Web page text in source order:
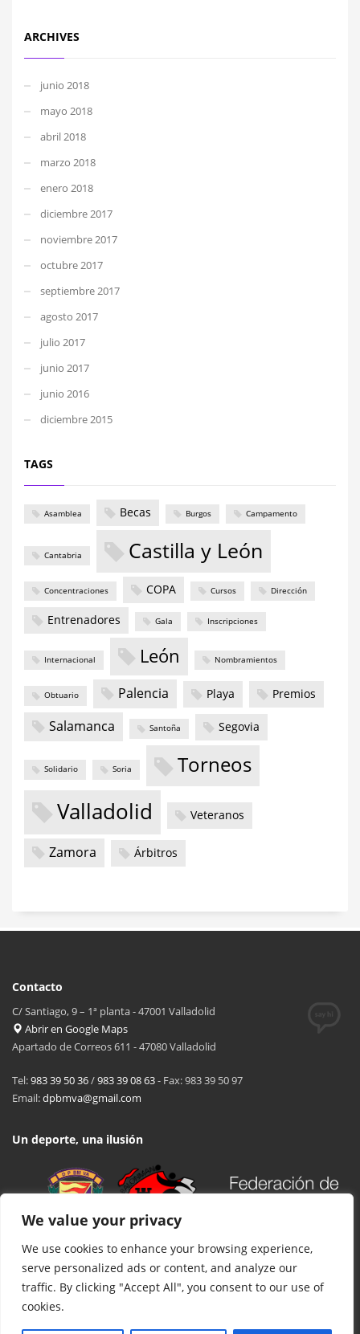
We value your privacy
We use cookies to enhance your browsing experience,
serve personalized ads or content, and analyze our
traffic. By clicking "Accept All", you consent to our use of
cookies.
ARCHIVES
junio 2018
mayo 2018
abril 2018
marzo 2018
enero 2018
diciembre 2017
noviembre 2017
octubre 2017
septiembre 2017
agosto 2017
julio 2017
junio 2017
junio 2016
diciembre 2015
TAGS
Asamblea Becas Burgos Campamento
Cantabria Castilla y León
Concentraciones COPA Cursos Dirección
Entrenadores Gala Inscripciones
Internacional León Nombramientos
Obtuario Palencia Playa Premios
Salamanca Santoña Segovia
Solidario Soria Torneos
Valladolid Veteranos
Zamora Árbitros
Contacto
C/ Santiago, 9 – 1ª planta - 47001 Valladolid
Abrir en Google Maps
Apartado de Correos 611 - 47080 Valladolid
Tel:983 39 50 36/983 39 08 63- Fax: 983 39 50 97
Email:dpbmva@gmail.com
Un deporte, una ilusión